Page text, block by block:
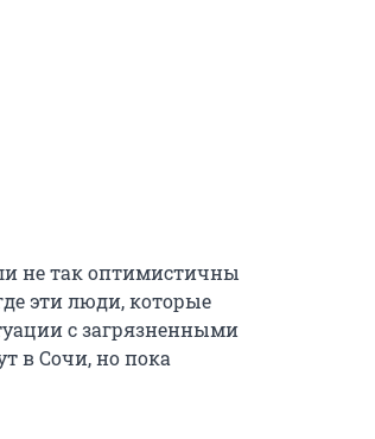
не так оптимистичны
эти люди, которые
с загрязненными
в Сочи, но пока